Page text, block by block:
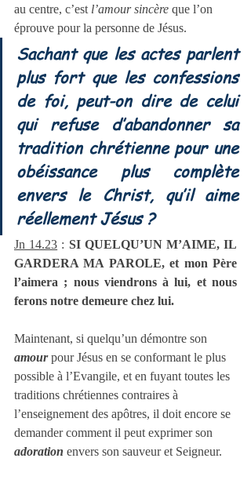
au centre, c’est l’amour sincère que l’on
éprouve pour la personne de Jésus.
Sachant que les actes parlent
plus fort que les confessions
de foi, peut-on dire de celui
qui refuse d’abandonner sa
tradition chrétienne pour une
obéissance plus complète
envers le Christ, qu’il aime
réellement Jésus ?
Jn 14.23 : SI QUELQU’UN M’AIME, IL
GARDERA MA PAROLE, et mon Père
l’aimera ; nous viendrons à lui, et nous
ferons notre demeure chez lui.
Maintenant, si quelqu’un démontre son
amour pour Jésus en se conformant le plus
possible à l’Evangile, et en fuyant toutes les
traditions chrétiennes contraires à
l’enseignement des apôtres, il doit encore se
demander comment il peut exprimer son
adoration envers son sauveur et Seigneur.